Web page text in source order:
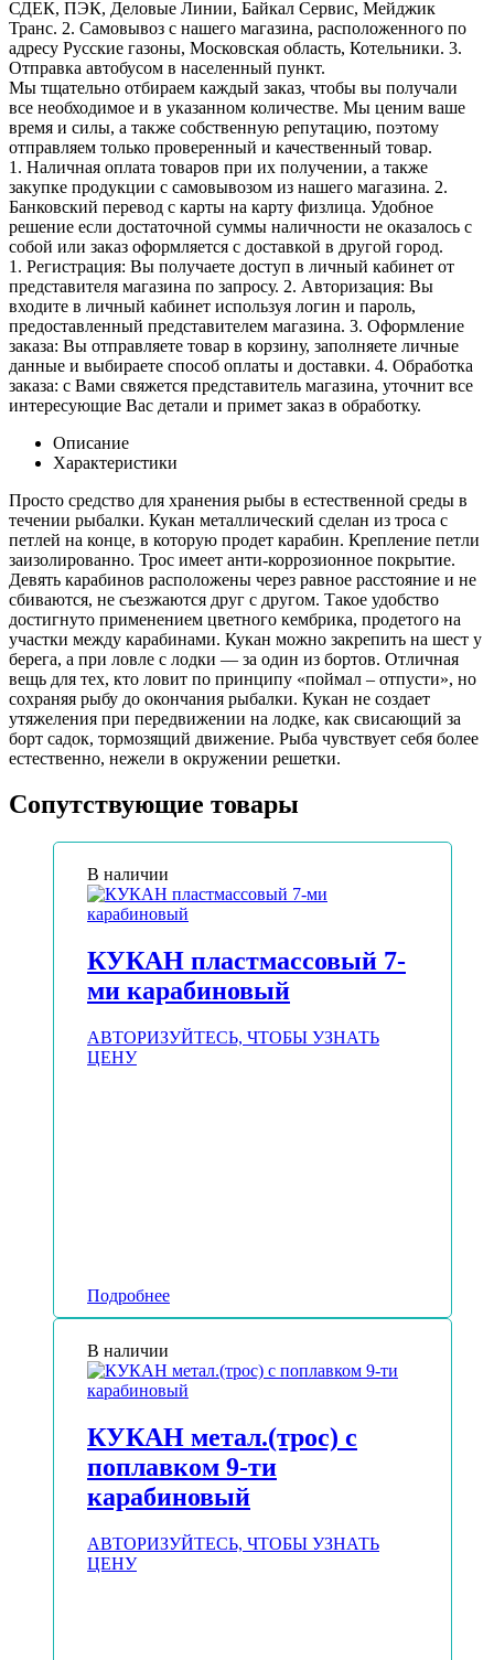
СДЕК, ПЭК, Деловые Линии, Байкал Сервис, Мейджик
Транс. 2. Самовывоз с нашего магазина, расположенного по
адресу Русские газоны, Московская область, Котельники. 3.
Отправка автобусом в населенный пункт.
Мы тщательно отбираем каждый заказ, чтобы вы получали
все необходимое и в указанном количестве. Мы ценим ваше
время и силы, а также собственную репутацию, поэтому
отправляем только проверенный и качественный товар.
1. Наличная оплата товаров при их получении, а также
закупке продукции с самовывозом из нашего магазина. 2.
Банковский перевод с карты на карту физлица. Удобное
решение если достаточной суммы наличности не оказалось с
собой или заказ оформляется с доставкой в другой город.
1. Регистрация: Вы получаете доступ в личный кабинет от
представителя магазина по запросу. 2. Авторизация: Вы
входите в личный кабинет используя логин и пароль,
предоставленный представителем магазина. 3. Оформление
заказа: Вы отправляете товар в корзину, заполняете личные
данные и выбираете способ оплаты и доставки. 4. Обработка
заказа: с Вами свяжется представитель магазина, уточнит все
интересующие Вас детали и примет заказ в обработку.
Описание
Характеристики
Просто средство для хранения рыбы в естественной среды в
течении рыбалки. Кукан металлический сделан из троса с
петлей на конце, в которую продет карабин. Крепление петли
заизолированно. Трос имеет анти-коррозионное покрытие.
Девять карабинов расположены через равное расстояние и не
сбиваются, не съезжаются друг с другом. Такое удобство
достигнуто применением цветного кембрика, продетого на
участки между карабинами. Кукан можно закрепить на шест у
берега, а при ловле с лодки — за один из бортов. Отличная
вещь для тех, кто ловит по принципу «поймал – отпусти», но
сохраняя рыбу до окончания рыбалки. Кукан не создает
утяжеления при передвижении на лодке, как свисающий за
борт садок, тормозящий движение. Рыба чувствует себя более
естественно, нежели в окружении решетки.
Сопутствующие товары
В наличии
КУКАН пластмассовый 7-
ми карабиновый
АВТОРИЗУЙТЕСЬ, ЧТОБЫ УЗНАТЬ
ЦЕНУ
Подробнее
В наличии
КУКАН метал.(трос) с
поплавком 9-ти
карабиновый
АВТОРИЗУЙТЕСЬ, ЧТОБЫ УЗНАТЬ
ЦЕНУ